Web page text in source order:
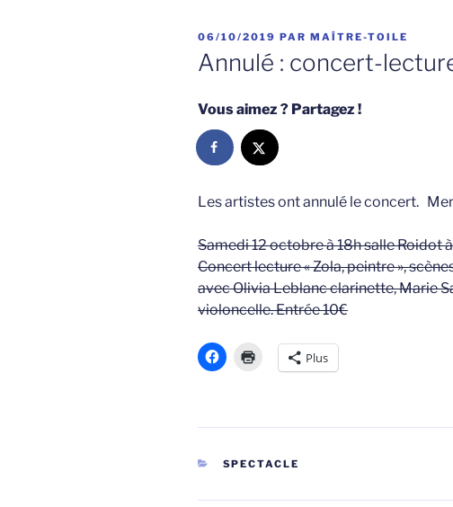
PUBLIÉ
LE
06/10/2019 PAR MAÎTRE-TOILE
Annulé : concert-
Vous aimez ? Partagez !
Les artistes ont annulé le concert.
Samedi 12 octobre à 18h salle Roidot
Concert lecture « Zola, peintre »,
avec Olivia Leblanc clarinette, Marie
violoncelle. Entrée 10€
Plus
CATÉGORIES
SPECTACLE